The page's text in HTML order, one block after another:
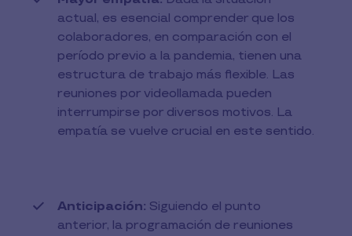
actual, es esencial comprender que los
colaboradores, en comparación con el
período previo a la pandemia, tienen una
estructura de trabajo más flexible. Las
reuniones por videollamada pueden
interrumpirse por diversos motivos. La
empatía se vuelve crucial en este sentido.
Anticipación: Siguiendo el punto
anterior, la programación de reuniones